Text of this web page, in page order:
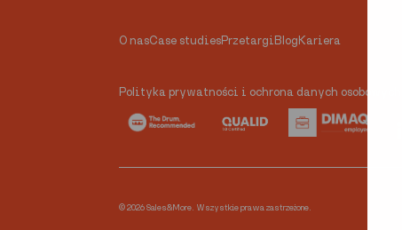
O nasCase studiesPrzetargi Blog Kariera
Polityka prywatności i ochrona danych osobowych
© 2026 Sales&More. Wszystkie prawa zastrzeżone.